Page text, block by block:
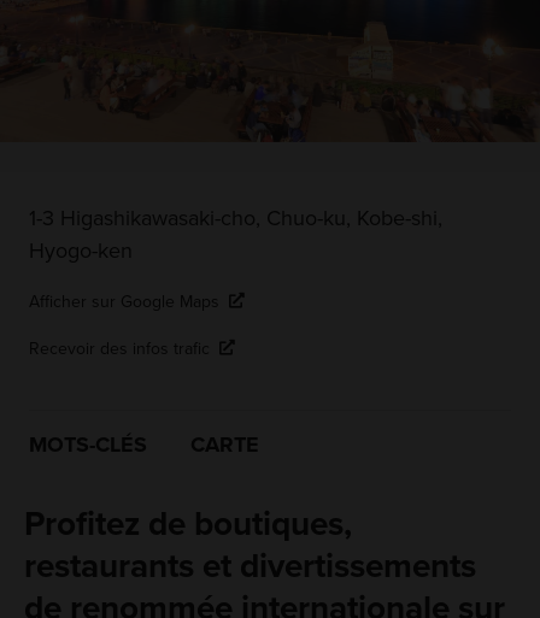
1-3 Higashikawasaki-cho, Chuo-ku, Kobe-shi,
Hyogo-ken
Afficher sur Google Maps
Recevoir des infos trafic
MOTS-CLÉS CARTE
Profitez de boutiques,
restaurants et divertissements
de renommée internationale sur